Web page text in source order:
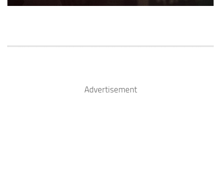
Advertisement